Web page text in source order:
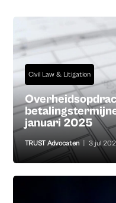
Civil Law & Litigation
januari 2025
TRUST Advocaten 3 jul